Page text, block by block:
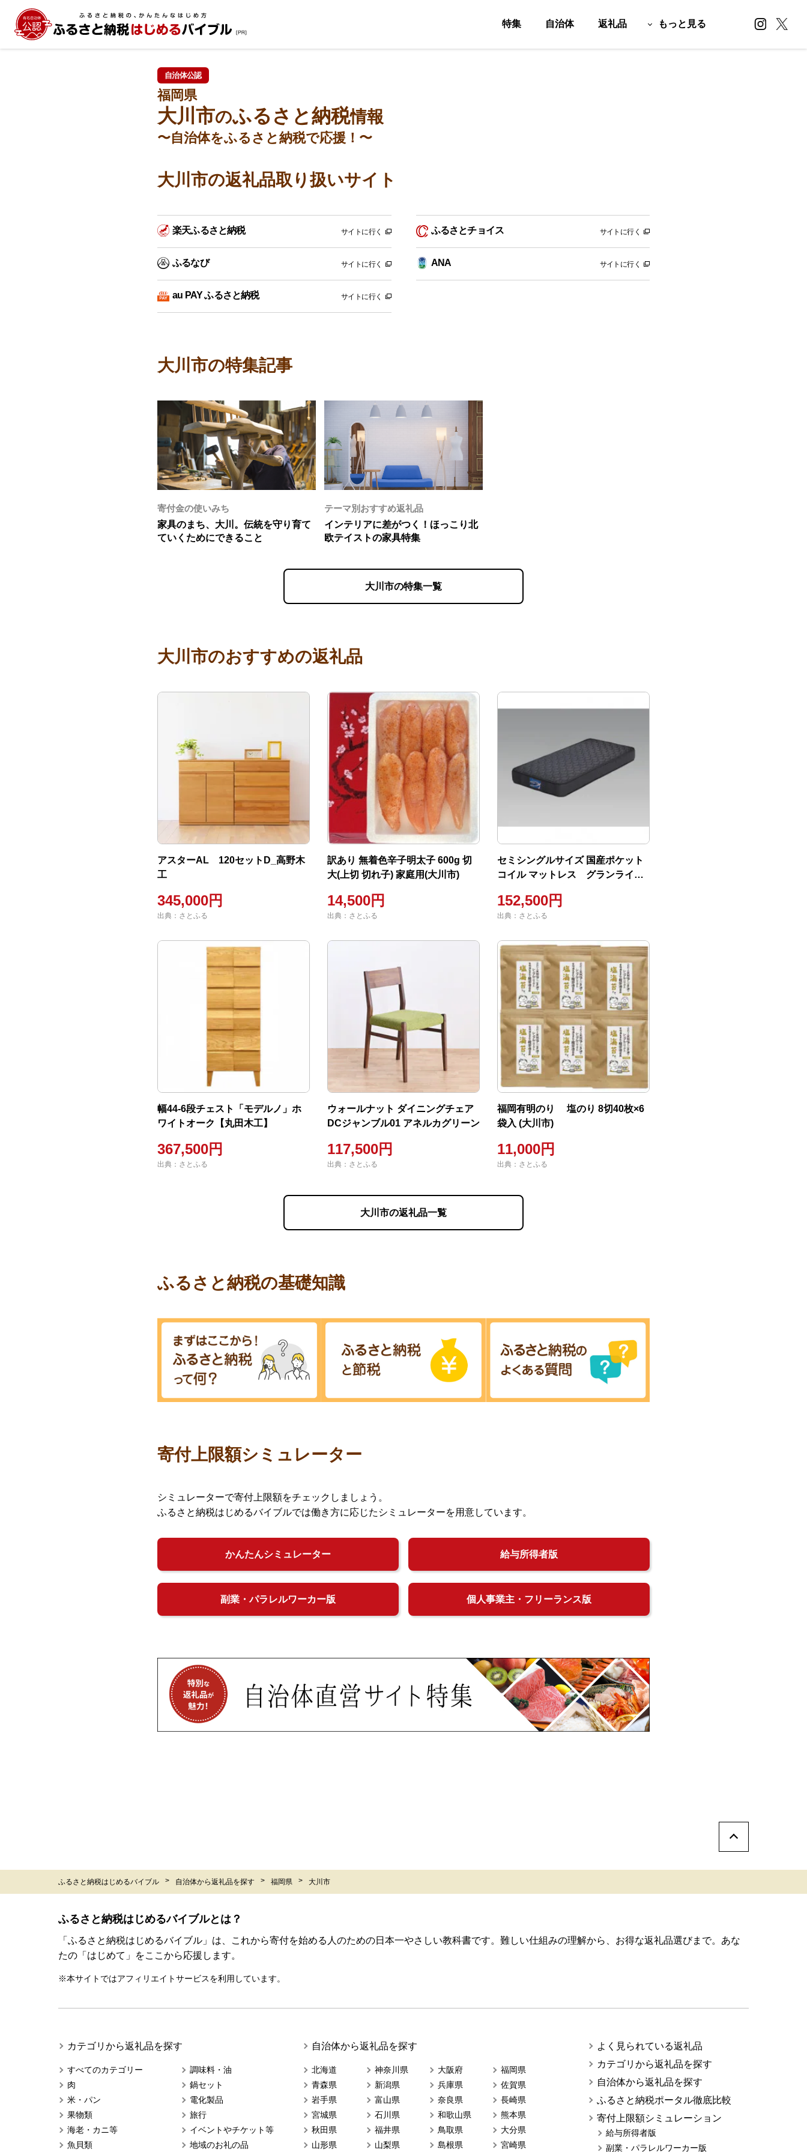
特集 自治体 返礼品 もっと見る
自治体公認
福岡県
大川市のふるさと納税情報
〜自治体をふるさと納税で応援！〜
大川市の返礼品取り扱いサイト
楽天ふるさと納税 サイトに行く ふるさとチョイス サイトに行く
ふるなび サイトに行く ANA サイトに行く
au PAY ふるさと納税 サイトに行く
大川市の特集記事
寄付金の使いみち
家具のまち、大川。伝統を守り育て
ていくためにできること
テーマ別おすすめ返礼品
インテリアに差がつく！ほっこり北
欧テイストの家具特集
大川市の特集一覧
大川市のおすすめの返礼品
アスターAL 120セットD_高野木
工
345,000円
出典：さとふる
訳あり 無着色辛子明太子 600g 切
大(上切 切れ子) 家庭用(大川市)
14,500円
出典：さとふる
セミシングルサイズ 国産ポケット
コイル マットレス グランライト
152,500円
出典：さとふる
幅44-6段チェスト「モデルノ」ホ
ワイトオーク【丸田木工】
367,500円
出典：さとふる
ウォールナット ダイニングチェア
DCジャンブル01 アネルカグリーン
117,500円
出典：さとふる
福岡有明のり 塩のり 8切40枚×6
袋入 (大川市)
11,000円
出典：さとふる
大川市の返礼品一覧
ふるさと納税の基礎知識
寄付上限額シミュレーター
シミュレーターで寄付上限額をチェックしましょう。
ふるさと納税はじめるバイブルでは働き方に応じたシミュレーターを用意しています。
かんたんシミュレーター 給与所得者版
副業・パラレルワーカー版 個人事業主・フリーランス版
ふるさと納税はじめるバイブル 自治体から返礼品を探す 福岡県 大川市
ふるさと納税はじめるバイブルとは？
「ふるさと納税はじめるバイブル」は、これから寄付を始める人のための日本一やさしい教科書です。難しい仕組みの理解から、お得な返礼品選びまで。あな
たの「はじめて」をここから応援します。
※本サイトではアフィリエイトサービスを利用しています。
カテゴリから返礼品を探す
すべてのカテゴリー
肉
米・パン
果物類
海老・カニ等
魚貝類
調味料・油
鍋セット
電化製品
旅行
イベントやチケット等
地域のお礼の品
自治体から返礼品を探す
北海道
青森県
岩手県
宮城県
秋田県
山形県
神奈川県
新潟県
富山県
石川県
福井県
山梨県
大阪府
兵庫県
奈良県
和歌山県
鳥取県
島根県
福岡県
佐賀県
長崎県
熊本県
大分県
宮崎県
よく見られている返礼品
カテゴリから返礼品を探す
自治体から返礼品を探す
ふるさと納税ポータル徹底比較
寄付上限額シミュレーション
給与所得者版
副業・パラレルワーカー版